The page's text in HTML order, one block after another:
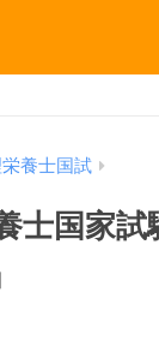
養士国試
士国家